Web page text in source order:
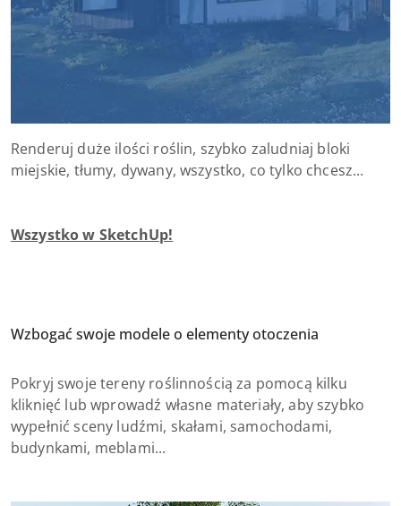
Renderuj duże ilości roślin, szybko zaludniaj bloki
miejskie, tłumy, dywany, wszystko, co tylko chcesz...
Wszystko w SketchUp!
Wzbogać swoje modele o elementy otoczenia
Pokryj swoje tereny roślinnością za pomocą kilku
kliknięć lub wprowadź własne materiały, aby szybko
wypełnić sceny ludźmi, skałami, samochodami,
budynkami, meblami...